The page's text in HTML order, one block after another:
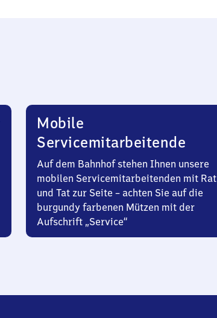
Mobile
Servicemitarbeitende
Auf dem Bahnhof stehen Ihnen unsere
mobilen Servicemitarbeitenden mit Rat
und Tat zur Seite – achten Sie auf die
burgundy farbenen Mützen mit der
Aufschrift „Service“